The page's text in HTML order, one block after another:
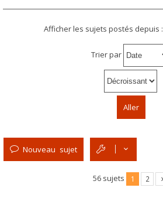
Afficher les sujets postés depuis :
Trier par
Nouveau sujet
56 sujets 1 2